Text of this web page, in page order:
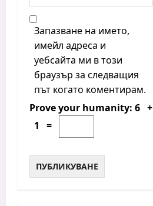
Запазване на името,
имейл адреса и
уебсайта ми в този
браузър за следващия
път когато коментирам.
Prove your humanity: 6 +
1 =